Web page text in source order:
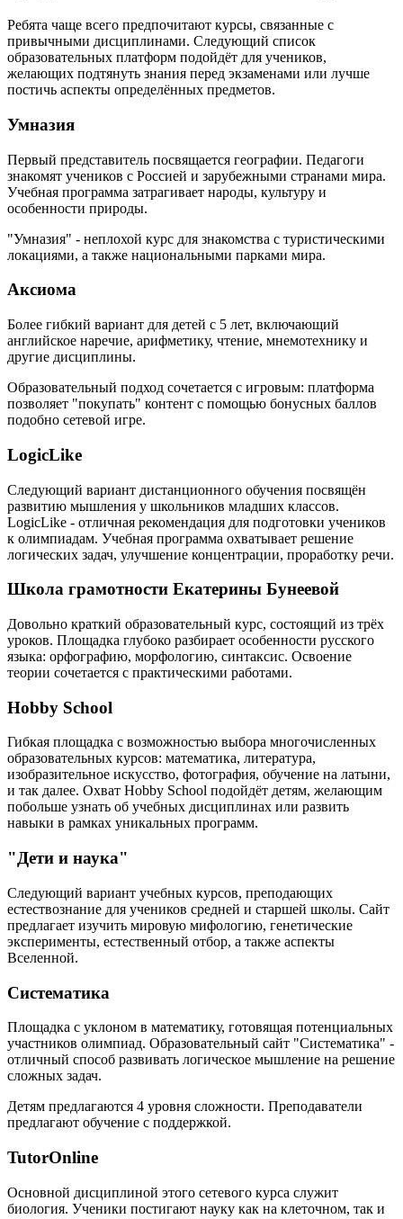
Ребята чаще всего предпочитают курсы, связанные с
привычными дисциплинами. Следующий список
образовательных платформ подойдёт для учеников,
желающих подтянуть знания перед экзаменами или лучше
постичь аспекты определённых предметов.
Умназия
Первый представитель посвящается географии. Педагоги
знакомят учеников с Россией и зарубежными странами мира.
Учебная программа затрагивает народы, культуру и
особенности природы.
"Умназия" - неплохой курс для знакомства с туристическими
локациями, а также национальными парками мира.
Аксиома
Более гибкий вариант для детей с 5 лет, включающий
английское наречие, арифметику, чтение, мнемотехнику и
другие дисциплины.
Образовательный подход сочетается с игровым: платформа
позволяет "покупать" контент с помощью бонусных баллов
подобно сетевой игре.
LogicLike
Следующий вариант дистанционного обучения посвящён
развитию мышления у школьников младших классов.
LogicLike - отличная рекомендация для подготовки учеников
к олимпиадам. Учебная программа охватывает решение
логических задач, улучшение концентрации, проработку речи.
Школа грамотности Екатерины Бунеевой
Довольно краткий образовательный курс, состоящий из трёх
уроков. Площадка глубоко разбирает особенности русского
языка: орфографию, морфологию, синтаксис. Освоение
теории сочетается с практическими работами.
Hobby School
Гибкая площадка с возможностью выбора многочисленных
образовательных курсов: математика, литература,
изобразительное искусство, фотография, обучение на латыни,
и так далее. Охват Hobby School подойдёт детям, желающим
побольше узнать об учебных дисциплинах или развить
навыки в рамках уникальных программ.
"Дети и наука"
Следующий вариант учебных курсов, преподающих
естествознание для учеников средней и старшей школы. Сайт
предлагает изучить мировую мифологию, генетические
эксперименты, естественный отбор, а также аспекты
Вселенной.
Систематика
Площадка с уклоном в математику, готовящая потенциальных
участников олимпиад. Образовательный сайт "Систематика" -
отличный способ развивать логическое мышление на решение
сложных задач.
Детям предлагаются 4 уровня сложности. Преподаватели
предлагают обучение с поддержкой.
TutorOnline
Основной дисциплиной этого сетевого курса служит
биология. Ученики постигают науку как на клеточном, так и